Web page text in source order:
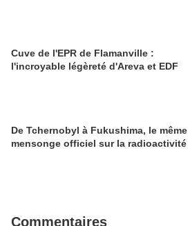
Cuve de l'EPR de Flamanville :
l'incroyable légèreté d'Areva et EDF
De Tchernobyl à Fukushima, le même
mensonge officiel sur la radioactivité
Commentaires